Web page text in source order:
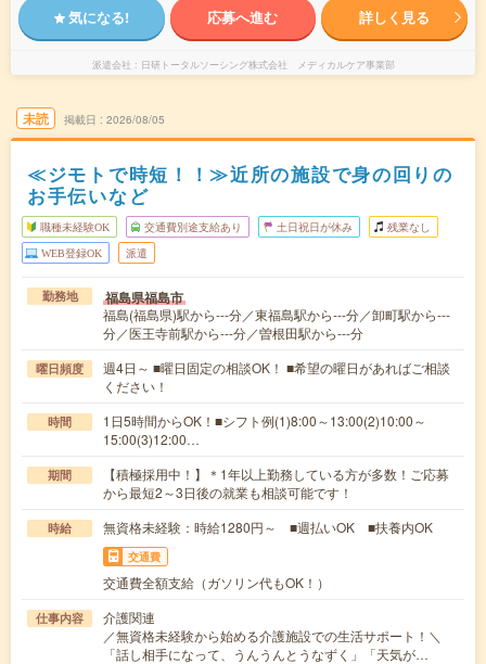
気になる! 応募へ進む 詳しく見る
派遣会社 日研トータルソーシング株式会社 メディカルケア事業部
未読 掲載日 2026/08/05
≪ジモトで時短！！≫近所の施設で身の回りの
お手伝いなど
職種未経験OK 交通費別途支給あり 土日祝日が休み 残業なし
WEB登録OK 派遣
勤務地 福島県福島市
福島(福島県)駅から---分／東福島駅から---分／卸町駅から---
分／医王寺前駅から---分／曽根田駅から---分
曜日頻度
週4日～ ■曜日固定の相談OK！ ■希望の曜日があればご相談
ください！
時間
1日5時間からOK！■シフト例(1)8:00～13:00(2)10:00～
15:00(3)12:00…
期間
【積極採用中！】＊1年以上勤務している方が多数！ご応募
から最短2～3日後の就業も相談可能です！
時給 無資格未経験：時給1280円～ ■週払いOK ■扶養内OK
交通費
交通費全額支給（ガソリン代もOK！）
仕事内容
介護関連
／無資格未経験から始める介護施設での生活サポート！＼
「話し相手になって、うんうんとうなずく」「天気が…